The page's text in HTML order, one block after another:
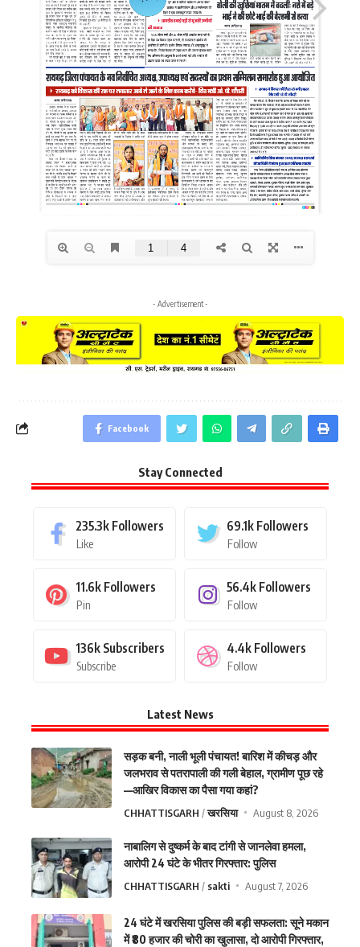
- Advertisement -
Facebook
Stay Connected
235.3k Followers
Like
69.1k Followers
Follow
11.6k Followers
Pin
56.4k Followers
Follow
136k Subscribers
Subscribe
4.4k Followers
Follow
Latest News
सड़क बनी, नाली भूली पंचायत! बारिश में कीचड़ और
जलभराव से पतरापाली की गली बेहाल, ग्रामीण पूछ रहे
—आखिर विकास का पैसा गया कहां?
CHHATTISGARH खरसिया August 8, 2026
नाबालिग से दुष्कर्म के बाद टांगी से जानलेवा हमला,
आरोपी 24 घंटे के भीतर गिरफ्तार: पुलिस
CHHATTISGARH sakti August 7, 2026
24 घंटे में खरसिया पुलिस की बड़ी सफलता: सूने मकान
में ₹80 हजार की चोरी का खुलासा, दो आरोपी गिरफ्तार,